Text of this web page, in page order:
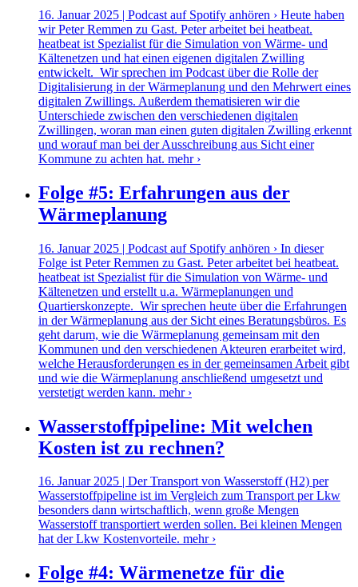
16. Januar 2025 | Podcast auf Spotify anhören › Heute haben
wir Peter Remmen zu Gast. Peter arbeitet bei heatbeat.
heatbeat ist Spezialist für die Simulation von Wärme- und
Kältenetzen und hat einen eigenen digitalen Zwilling
entwickelt. Wir sprechen im Podcast über die Rolle der
Digitalisierung in der Wärmeplanung und den Mehrwert eines
digitalen Zwillings. Außerdem thematisieren wir die
Unterschiede zwischen den verschiedenen digitalen
Zwillingen, woran man einen guten digitalen Zwilling erkennt
und worauf man bei der Ausschreibung aus Sicht einer
Kommune zu achten hat. mehr ›
Folge #5: Erfahrungen aus der
Wärmeplanung
16. Januar 2025 | Podcast auf Spotify anhören › In dieser
Folge ist Peter Remmen zu Gast. Peter arbeitet bei heatbeat.
heatbeat ist Spezialist für die Simulation von Wärme- und
Kältenetzen und erstellt u.a. Wärmeplanungen und
Quartierskonzepte. Wir sprechen heute über die Erfahrungen
in der Wärmeplanung aus der Sicht eines Beratungsbüros. Es
geht darum, wie die Wärmeplanung gemeinsam mit den
Kommunen und den verschiedenen Akteuren erarbeitet wird,
welche Herausforderungen es in der gemeinsamen Arbeit gibt
und wie die Wärmeplanung anschließend umgesetzt und
verstetigt werden kann. mehr ›
Wasserstoffpipeline: Mit welchen
Kosten ist zu rechnen?
16. Januar 2025 | Der Transport von Wasserstoff (H2) per
Wasserstoffpipeline ist im Vergleich zum Transport per Lkw
besonders dann wirtschaftlich, wenn große Mengen
Wasserstoff transportiert werden sollen. Bei kleinen Mengen
hat der Lkw Kostenvorteile. mehr ›
Folge #4: Wärmenetze für die